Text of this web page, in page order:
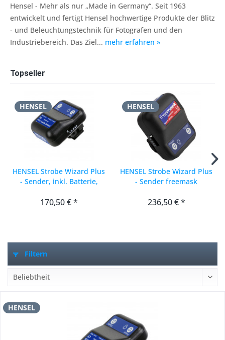
Hensel - Mehr als nur „Made in Germany“. Seit 1963
entwickelt und fertigt Hensel hochwertige Produkte der Blitz
- und Beleuchtungstechnik für Fotografen und den
Industriebereich. Das Ziel... mehr erfahren »
Topseller
HENSEL
HENSEL Strobe Wizard Plus
- Sender, inkl. Batterie,
170,50 € *
HENSEL
HENSEL Strobe Wizard Plus
- Sender freemask
236,50 € *
Filtern
HENSEL